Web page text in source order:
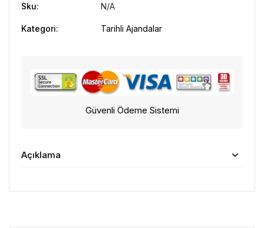
Sku: N/A
Kategori: Tarihli Ajandalar
Güvenli Ödeme Sistemi
Açıklama